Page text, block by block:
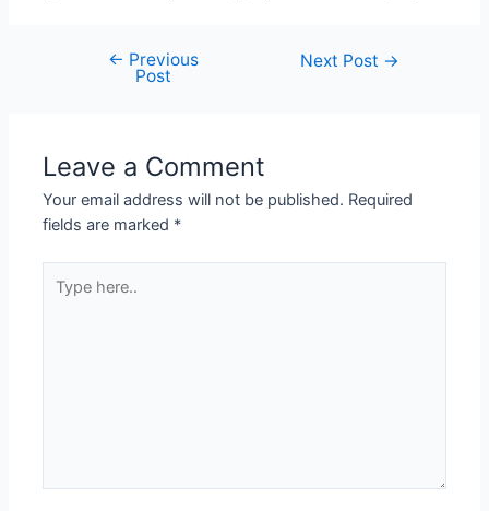
navigation
← Previous
Post
Next Post →
Leave a Comment
Your email address will not be published. Required
fields are marked *
here..